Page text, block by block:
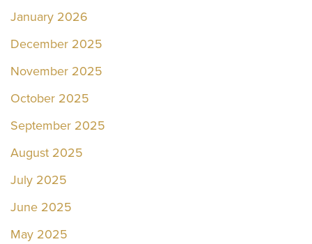
January 2026
December 2025
November 2025
October 2025
September 2025
August 2025
July 2025
June 2025
May 2025